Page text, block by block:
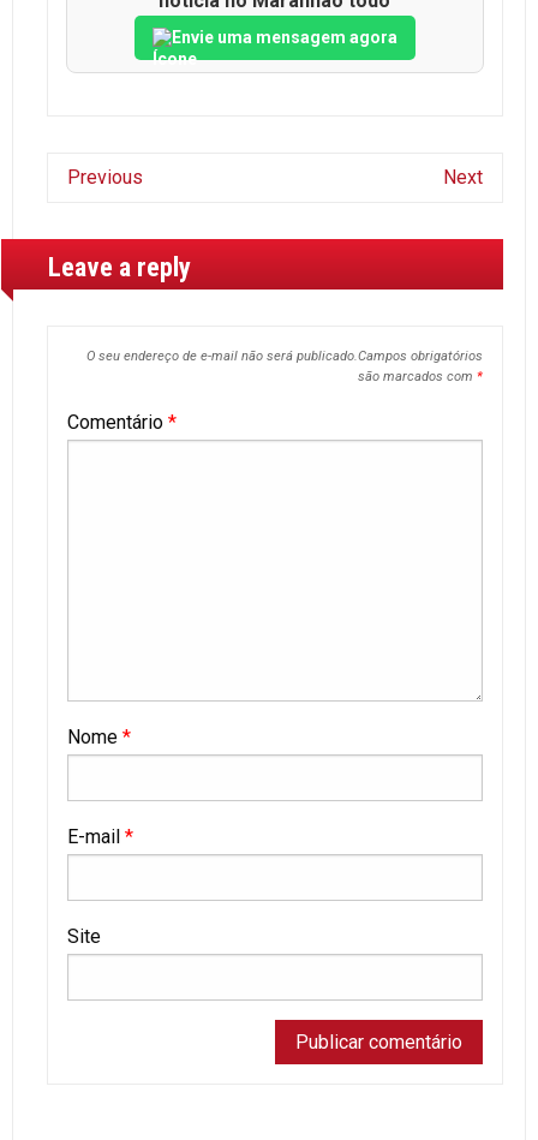
Envie uma mensagem agora
Previous Next
Leave a reply
O seu endereço de e-mail não será publicado.Campos obrigatórios
são marcados com *
Comentário *
Nome *
E-mail *
Site